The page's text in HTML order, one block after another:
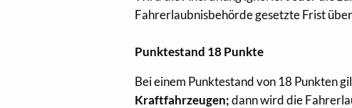
Fahrerlaubnisbehörde gesetzte Frist
Punktestand 18 Punkte
Bei einem Punktestand von 18 Punkten
Kraftfahrzeugen;dann wird die